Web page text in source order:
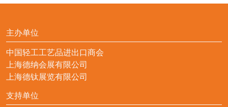
主办单位
中国轻工工艺品进出口商会
上海德纳会展有限公司
上海德钛展览有限公司
支持单位